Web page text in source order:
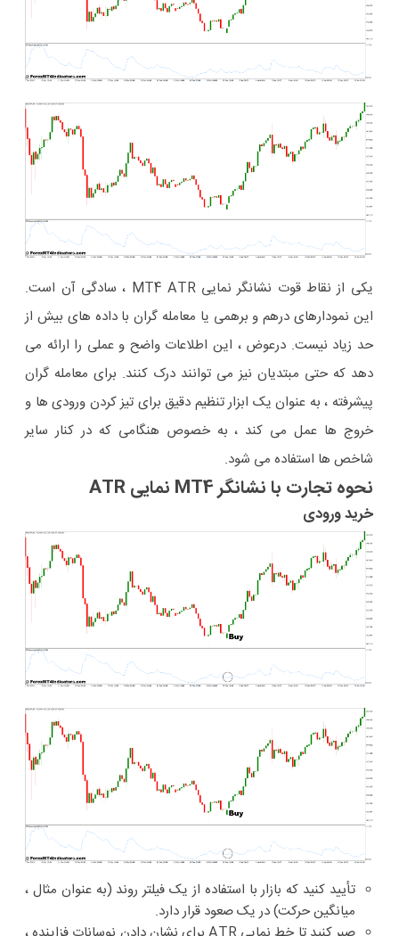
یکی از نقاط قوت نشانگر نمایی MT4 ATR ، سادگی آن است.
این نمودارهای درهم و برهمی یا معامله گران با داده های بیش از
حد زیاد نیست. درعوض ، این اطلاعات واضح و عملی را ارائه می
دهد که حتی مبتدیان نیز می توانند درک کنند. برای معامله گران
پیشرفته ، به عنوان یک ابزار تنظیم دقیق برای تیز کردن ورودی ها و
خروج ها عمل می کند ، به خصوص هنگامی که در کنار سایر
شاخص ها استفاده می شود.
نحوه تجارت با نشانگر MT4 نمایی ATR
خرید ورودی
تأیید کنید که بازار با استفاده از یک فیلتر روند (به عنوان مثال ،
میانگین حرکت) در یک صعود قرار دارد.